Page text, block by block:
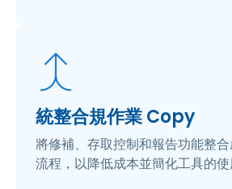
統整合規作業 Copy
將修補、存取控制和報告功能整
流程，以降低成本並簡化工具的使